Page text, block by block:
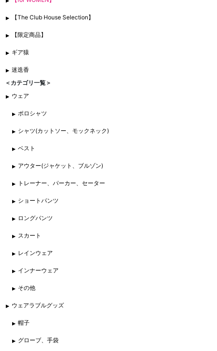
【The Club House Selection】
【限定商品】
ギア猿
迷迭香
＜カテゴリ一覧＞
ウェア
ポロシャツ
シャツ(カットソー、モックネック)
ベスト
アウター(ジャケット、ブルゾン)
トレーナー、パーカー、セーター
ショートパンツ
ロングパンツ
スカート
レインウェア
インナーウェア
その他
ウェアラブルグッズ
帽子
グローブ、手袋